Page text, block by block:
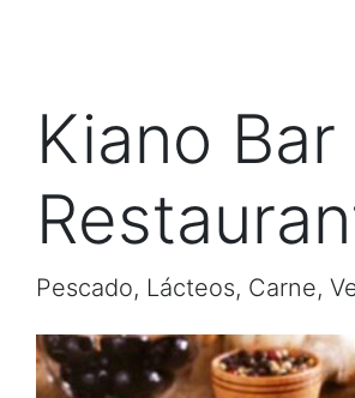
Kiano Bar
Pescado, Lácteos, Carne,